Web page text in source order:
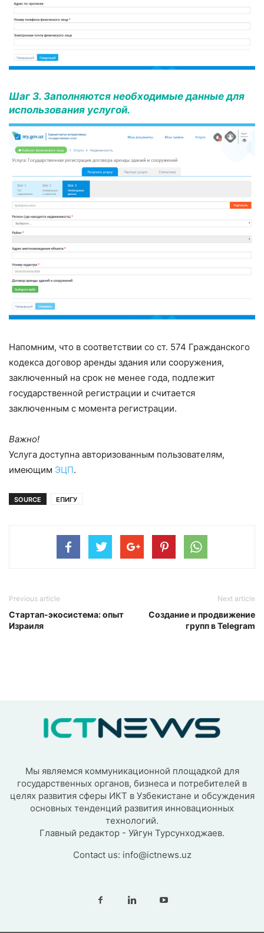
Шаг 3. Заполняются необходимые данные для
использования услугой.
Напомним, что в соответствии со ст. 574 Гражданского
кодекса договор аренды здания или сооружения,
заключенный на срок не менее года, подлежит
государственной регистрации и считается
заключенным с момента регистрации.
Важно!
Услуга доступна авторизованным пользователям,
имеющим ЭЦП.
SOURCE ЕПИГУ
Previous article
Стартап-экосистема: опыт
Израиля
Next article
Создание и продвижение
групп в Telegram
Мы являемся коммуникационной площадкой для
государственных органов, бизнеса и потребителей в
целях развития сферы ИКТ в Узбекистане и обсуждения
основных тенденций развития инновационных
технологий.
Главный редактор - Уйгун Турсунходжаев.
Contact us: info@ictnews.uz